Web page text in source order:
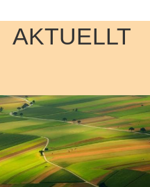
AKTUELLT